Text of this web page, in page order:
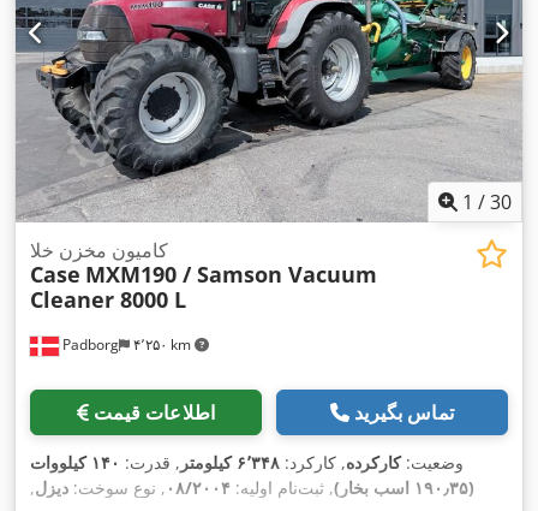
1 /30
Padborg ۴٬۲۵۰ km
کامیون مخزن خلا
Case MXM190 / Samson Vacuum
Cleaner 8000 L
اطلاعات قیمت تماس بگیرید
وضعیت:کارکرده, کارکرد: ۶٬۳۴۸ کیلومتر , قدرت:
۱۴۰ کیلووات
(۱۹۰٫۳۵ اسب بخار)
, ثبت‌نام اولیه: ۰۸/۲۰۰۴ , نوع سوخت: دیزل,